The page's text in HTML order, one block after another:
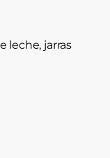
leche, jarras